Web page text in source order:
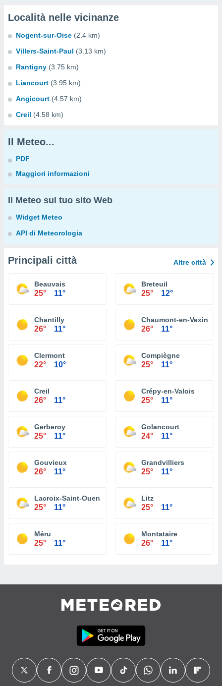
Località nelle vicinanze
Nogent-sur-Oise (2.4 km)
Villers-Saint-Paul (3.13 km)
Rantigny (3.75 km)
Liancourt (3.95 km)
Angicourt (4.57 km)
Creil (4.58 km)
Il Meteo...
PDF
Maggiori informazioni
Il Meteo sul tuo sito Web
Widget Meteo
API di Meteorologia
Principali città Altre città
Beauvais
25° 11°
Breteuil
25° 12°
Chantilly
26° 11°
Chaumont-en-Vexin
26° 11°
Clermont
22° 10°
Compiègne
25° 11°
Creil
26° 11°
Crépy-en-Valois
25° 11°
Gerberoy
25° 11°
Golancourt
24° 11°
Gouvieux
26° 11°
Grandvilliers
25° 11°
Lacroix-Saint-Ouen
25° 11°
Litz
25° 11°
Méru
25° 11°
Montataire
26° 11°